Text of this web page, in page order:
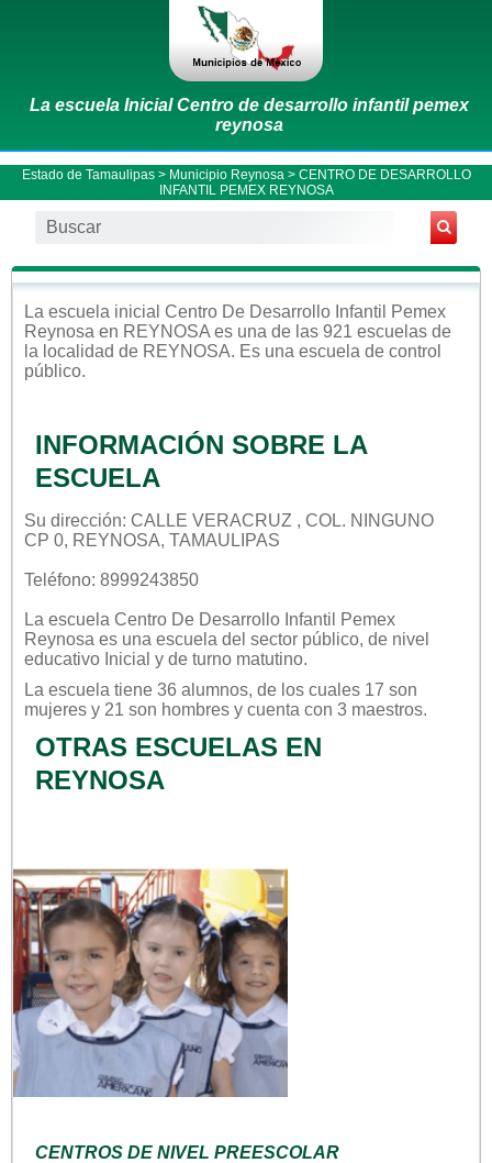
La escuela Inicial Centro de desarrollo infantil pemex
reynosa
Estado de Tamaulipas> Municipio Reynosa > CENTRO DE DESARROLLO
INFANTIL PEMEX REYNOSA
La escuela inicial Centro De Desarrollo Infantil Pemex
Reynosa en REYNOSA es una de las 921 escuelas de
la localidad de REYNOSA. Es una escuela de control
público.
INFORMACIÓN SOBRE LA
ESCUELA
Su dirección: CALLE VERACRUZ , COL. NINGUNO
CP 0, REYNOSA, TAMAULIPAS
Teléfono: 8999243850
La escuela Centro De Desarrollo Infantil Pemex
Reynosa es una escuela del sector público, de nivel
educativo Inicial y de turno matutino.
La escuela tiene 36 alumnos, de los cuales 17 son
mujeres y 21 son hombres y cuenta con 3 maestros.
OTRAS ESCUELAS EN
REYNOSA
CENTROS DE NIVEL PREESCOLAR